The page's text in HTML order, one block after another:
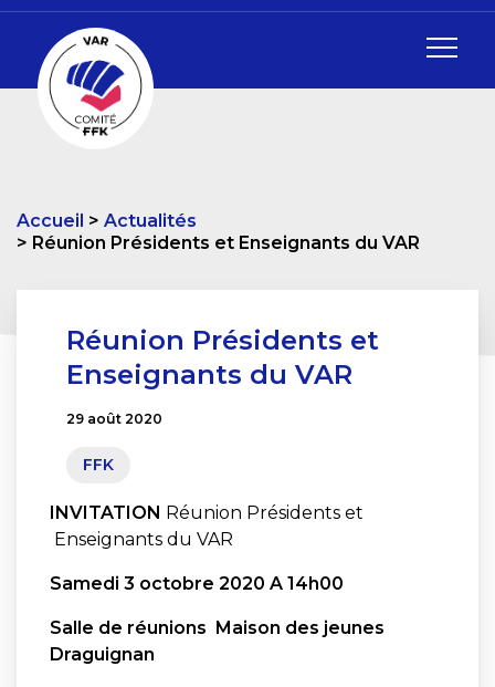
Accueil
Actualités
Réunion Présidents et Enseignants du VAR
Réunion Présidents et
Enseignants du VAR
29 août 2020
FFK
INVITATION Réunion Présidents et
Enseignants du VAR
Samedi 3 octobre 2020 A 14h00
Salle de réunions Maison des jeunes
Draguignan